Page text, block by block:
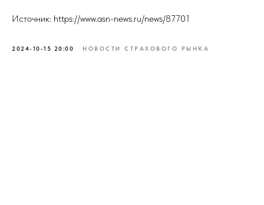
Источник: https://www.asn-news.ru/news/87701
2024-10-15 20:00 НОВОСТИ СТРАХОВОГО РЫНКА